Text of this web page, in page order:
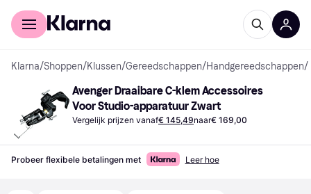
Voor shoppers
Klarna/Shoppen/Klussen/Gereedschappen/Handgereedschappen/
Avenger Draaibare C-klem Accessoires
Voor Studio-apparatuur Zwart
Vergelijk prijzen vanaf€ 145,49naar€ 169,00
Probeer flexibele betalingen met Leer hoe